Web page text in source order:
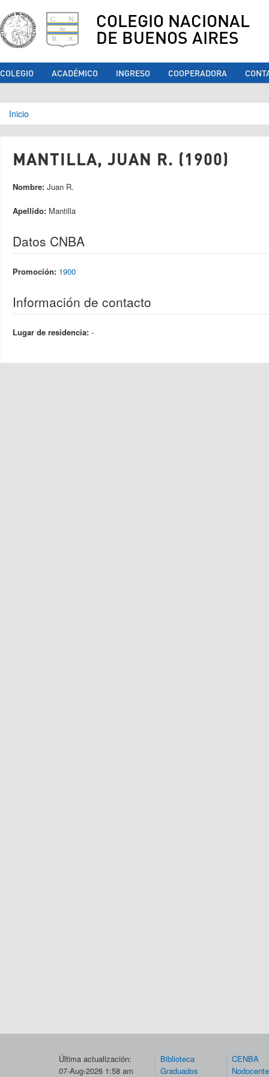
COLEGIO NACIONAL
DE BUENOS AIRES
COLEGIO ACADÉMICO INGRESO COOPERADORA
Se encuentra usted aquí
Inicio
MANTILLA, JUAN R. (1900)
Nombre: Juan R.
Apellido: Mantilla
Datos CNBA
Promoción: 1900
Información de contacto
Lugar de residencia: -
Última actualización:
07-Aug-2026 1:58 am
Biblioteca
Graduados
CENBA